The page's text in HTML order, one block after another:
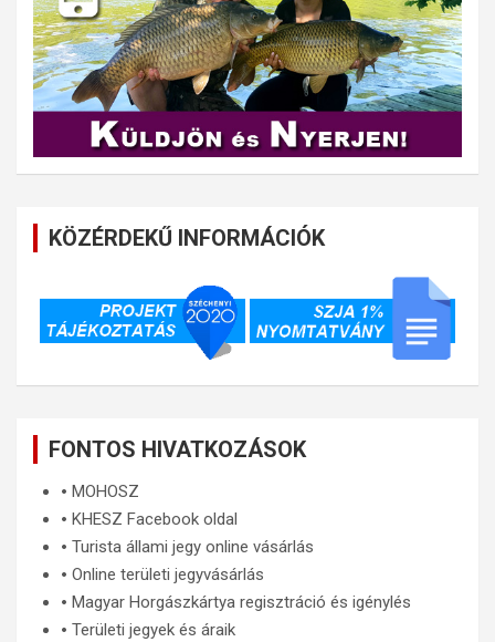
KÖZÉRDEKŰ INFORMÁCIÓK
FONTOS HIVATKOZÁSOK
🞄 MOHOSZ
🞄 KHESZ Facebook oldal
🞄 Turista állami jegy online vásárlás
🞄 Online területi jegyvásárlás
🞄 Magyar Horgászkártya regisztráció és igénylés
🞄 Területi jegyek és áraik